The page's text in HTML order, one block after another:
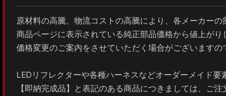
原材料の高騰、物流コストの高騰により、各メーカーの
商品ページに表示されている純正部品価格から値上がり
価格変更のご案内をさせていただく場合がございますの
LEDリフレクターや各種ハーネスなどオーダーメイド要
【即納完成品】と表記のある商品につきましては、ご